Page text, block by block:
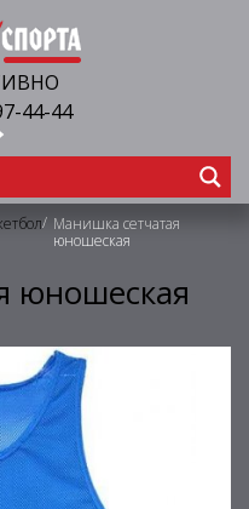
44-44
/ Манишка сетчатая
юношеская
юношеская